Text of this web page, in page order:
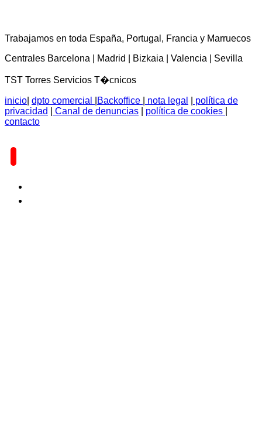
Trabajamos en toda España, Portugal, Francia y Marruecos
Centrales Barcelona | Madrid | Bizkaia | Valencia | Sevilla
TST Torres Servicios T�cnicos
inicio dpto comercial Backoffice nota legal
política de
privacidad
Canal de denuncias política de cookies
contacto